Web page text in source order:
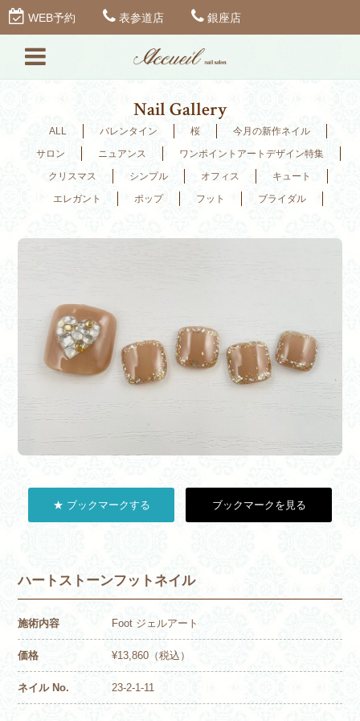
WEB予約 表参道店 銀座店
Nail Gallery
ALL バレンタイン 桜
今月の新作ネイル
サロン
ニュアンス
ワンポイントアートデザイン特集
クリスマス
シンプル オフィス
キュート
エレガント
ポップ フット ブライダル
★ ブックマークする ブックマークを見る
ハートストーンフットネイル
施術内容 Foot ジェルアート
価格 ¥13,860（税込）
ネイル No. 23-2-1-11